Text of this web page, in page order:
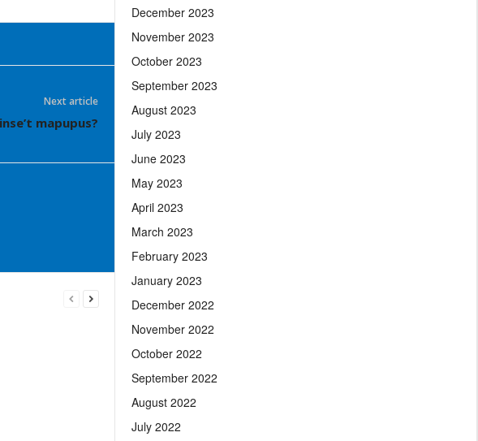
Next article
mapupus?
December 2023
November 2023
October 2023
September 2023
August 2023
July 2023
June 2023
May 2023
April 2023
March 2023
February 2023
January 2023
December 2022
November 2022
October 2022
September 2022
August 2022
July 2022